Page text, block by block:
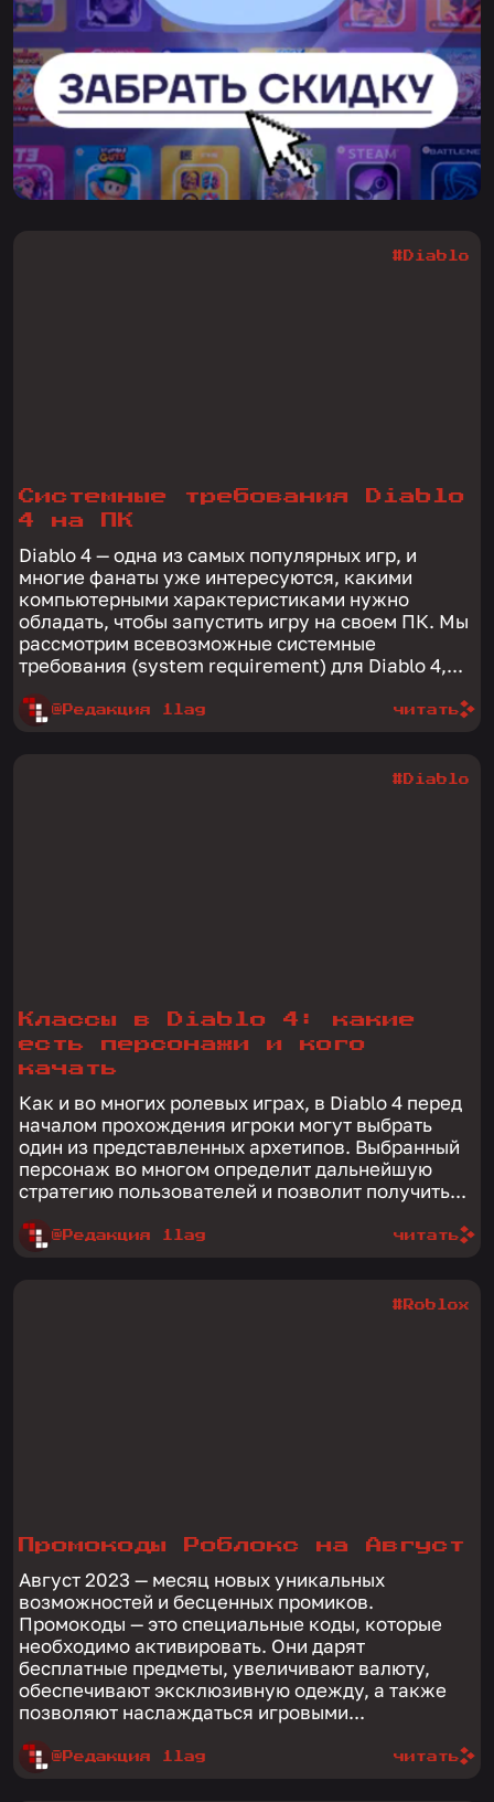
Системные требования Diablo
4 на ПК
Diablo 4 — одна из самых популярных игр, и
многие фанаты уже интересуются, какими
компьютерными характеристиками нужно
обладать, чтобы запустить игру на своем ПК. Мы
рассмотрим всевозможные системные
требования (system requirement) для Diablo 4,...
@Редакция 1lag
#Diablo
читать
Классы в Diablo 4: какие
есть персонажи и кого
качать
Как и во многих ролевых играх, в Diablo 4 перед
началом прохождения игроки могут выбрать
один из представленных архетипов. Выбранный
персонаж во многом определит дальнейшую
стратегию пользователей и позволит получить...
@Редакция 1lag
#Diablo
читать
Промокоды Роблокс на Август
Август 2023 — месяц новых уникальных
возможностей и бесценных промиков.
Промокоды — это специальные коды, которые
необходимо активировать. Они дарят
бесплатные предметы, увеличивают валюту,
обеспечивают эксклюзивную одежду, а также
позволяют наслаждаться игровыми...
@Редакция 1lag
#Roblox
читать